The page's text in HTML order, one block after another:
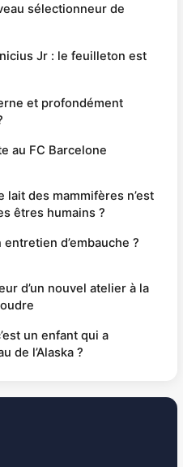
sélectionneur de
Jr : le feuilleton est
et profondément
au FC Barcelone
lait des mammifères n’est
êtres humains ?
d’embauche ?
d’un nouvel atelier à la
un enfant qui a
de l’Alaska ?